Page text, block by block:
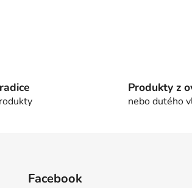
p
Produkty z
nebo dutého
Facebook